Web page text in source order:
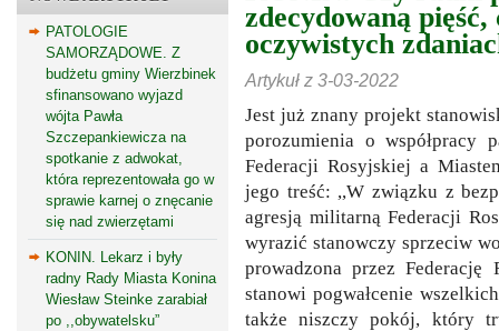
PATOLOGIE
SAMORZĄDOWE. Z
budżetu gminy Wierzbinek
sfinansowano wyjazd
wójta Pawła
Szczepankiewicza na
spotkanie z adwokat,
która reprezentowała go w
sprawie karnej o znęcanie
się nad zwierzętami
KONIN. Lekarz i były
radny Rady Miasta Konina
Wiesław Steinke zarabiał
po ,,obywatelsku”
zdecydowaną
oczywistych
Artykuł z 3-03-2022
Jest już znany projekt
porozumienia o współpracy
Federacji Rosyjskiej a
jego treść: ,,W związku z
agresją militarną Federacji
wyrazić stanowczy sprzeciw
prowadzona przez Federację
stanowi pogwałcenie
także niszczy pokój, który